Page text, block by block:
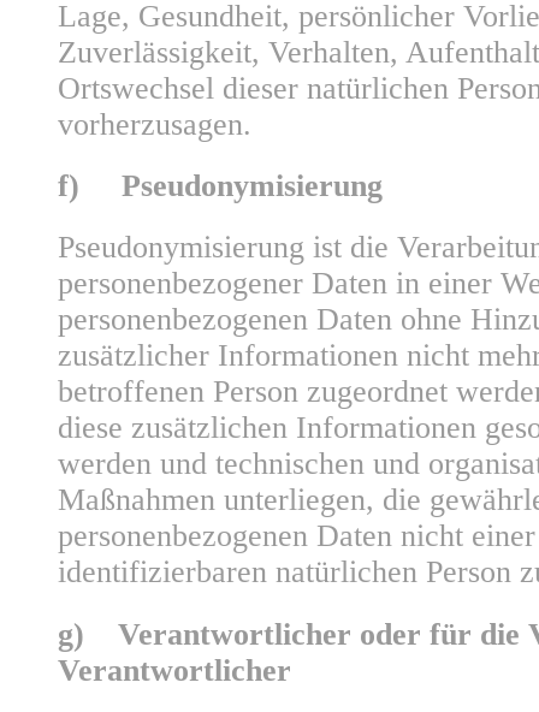
Lage, Gesundheit, persönlicher
Zuverlässigkeit, Verhalten,
Ortswechsel dieser natürlichen
vorherzusagen.
f) Pseudonymisierung
Pseudonymisierung ist die
personenbezogener Daten in einer
personenbezogenen Daten ohne
zusätzlicher Informationen nicht
betroffenen Person zugeordnet
diese zusätzlichen Informationen
werden und technischen und
Maßnahmen unterliegen, die
personenbezogenen Daten nicht
identifizierbaren natürlichen Person
g) Verantwortlicher oder für die
Verantwortlicher